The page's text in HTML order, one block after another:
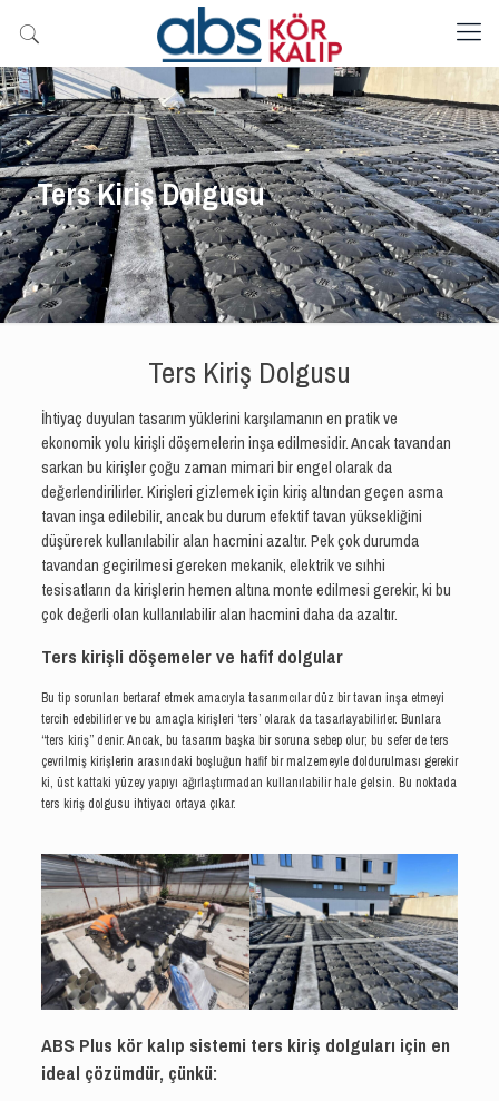
Ters Kiriş Dolgusu
Ters Kiriş Dolgusu
İhtiyaç duyulan tasarım yüklerini karşılamanın en pratik ve
ekonomik yolu kirişli döşemelerin inşa edilmesidir. Ancak tavandan
sarkan bu kirişler çoğu zaman mimari bir engel olarak da
değerlendirilirler. Kirişleri gizlemek için kiriş altından geçen asma
tavan inşa edilebilir, ancak bu durum efektif tavan yüksekliğini
düşürerek kullanılabilir alan hacmini azaltır. Pek çok durumda
tavandan geçirilmesi gereken mekanik, elektrik ve sıhhi
tesisatların da kirişlerin hemen altına monte edilmesi gerekir, ki bu
çok değerli olan kullanılabilir alan hacmini daha da azaltır.
Ters kirişli döşemeler ve hafif dolgular
Bu tip sorunları bertaraf etmek amacıyla tasarımcılar düz bir tavan inşa etmeyi
tercih edebilirler ve bu amaçla kirişleri ‘ters’ olarak da tasarlayabilirler. Bunlara
“ters kiriş” denir. Ancak, bu tasarım başka bir soruna sebep olur; bu sefer de ters
çevrilmiş kirişlerin arasındaki boşluğun hafif bir malzemeyle doldurulması gerekir
ki, üst kattaki yüzey yapıyı ağırlaştırmadan kullanılabilir hale gelsin. Bu noktada
ters kiriş dolgusu ihtiyacı ortaya çıkar.
ABS Plus kör kalıp sistemi ters kiriş dolguları için en
ideal çözümdür, çünkü: